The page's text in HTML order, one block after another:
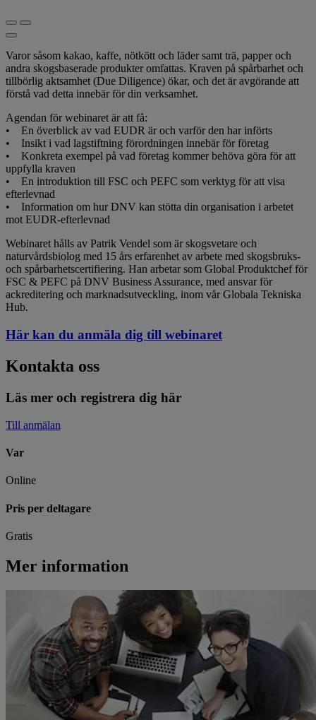
Varor såsom kakao, kaffe, nötkött och läder samt trä, papper och
andra skogsbaserade produkter omfattas. Kraven på spårbarhet och
tillbörlig aktsamhet (Due Diligence) ökar, och det är avgörande att
förstå vad detta innebär för din verksamhet.
Agendan för webinaret är att få:
• En överblick av vad EUDR är och varför den har införts
• Insikt i vad lagstiftning förordningen innebär för företag
• Konkreta exempel på vad företag kommer behöva göra för att
uppfylla kraven
• En introduktion till FSC och PEFC som verktyg för att visa
efterlevnad
• Information om hur DNV kan stötta din organisation i arbetet
mot EUDR-efterlevnad
Webinaret hålls av Patrik Vendel som är skogsvetare och
naturvårdsbiolog med 15 års erfarenhet av arbete med skogsbruks-
och spårbarhetscertifiering. Han arbetar som Global Produktchef för
FSC & PEFC på DNV Business Assurance, med ansvar för
ackreditering och marknadsutveckling, inom vår Globala Tekniska
Hub.
Här kan du anmäla dig till webinaret
Kontakta oss
Läs mer och registrera dig här
Till anmälan
Var
Online
Pris per deltagare
Gratis
Mer information